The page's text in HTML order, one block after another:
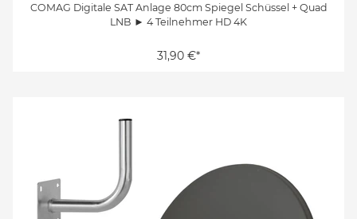
COMAG Digitale SAT Anlage 80cm Spiegel Schüssel + Quad
LNB ► 4 Teilnehmer HD 4K
31,90 €*